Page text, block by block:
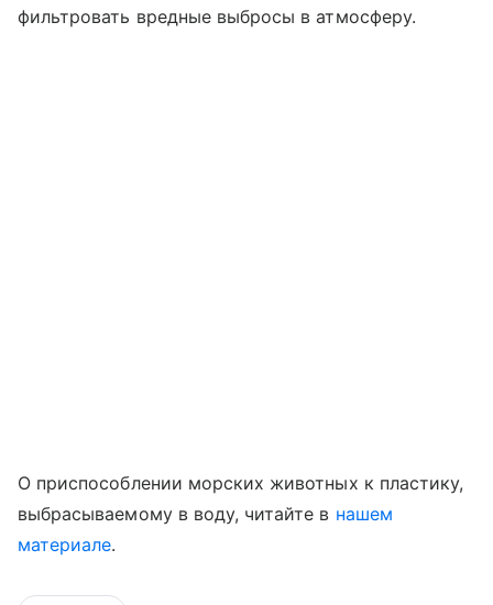
фильтровать вредные выбросы в атмосферу.
О приспособлении морских животных к пластику,
выбрасываемому в воду, читайте в нашем
материале.